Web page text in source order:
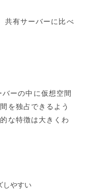
共有サーバーに比べ
ーの中に仮想空間
を独占できるよう
な特徴は大きくわ
しやすい